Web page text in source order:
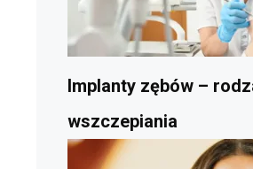
Implanty zębów –
wszczepiania